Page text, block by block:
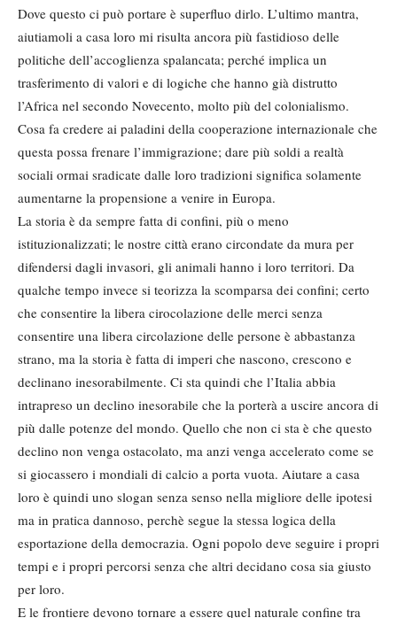
Dove questo ci può portare è superfluo dirlo. L’ultimo mantra,
aiutiamoli a casa loro mi risulta ancora più fastidioso delle
politiche dell’accoglienza spalancata; perché implica un
trasferimento di valori e di logiche che hanno già distrutto
l’Africa nel secondo Novecento, molto più del colonialismo.
Cosa fa credere ai paladini della cooperazione internazionale che
questa possa frenare l’immigrazione; dare più soldi a realtà
sociali ormai sradicate dalle loro tradizioni significa solamente
aumentarne la propensione a venire in Europa.
La storia è da sempre fatta di confini, più o meno
istituzionalizzati; le nostre città erano circondate da mura per
difendersi dagli invasori, gli animali hanno i loro territori. Da
qualche tempo invece si teorizza la scomparsa dei confini; certo
che consentire la libera cirocolazione delle merci senza
consentire una libera circolazione delle persone è abbastanza
strano, ma la storia è fatta di imperi che nascono, crescono e
declinano inesorabilmente. Ci sta quindi che l’Italia abbia
intrapreso un declino inesorabile che la porterà a uscire ancora di
più dalle potenze del mondo. Quello che non ci sta è che questo
declino non venga ostacolato, ma anzi venga accelerato come se
si giocassero i mondiali di calcio a porta vuota. Aiutare a casa
loro è quindi uno slogan senza senso nella migliore delle ipotesi
ma in pratica dannoso, perchè segue la stessa logica della
esportazione della democrazia. Ogni popolo deve seguire i propri
tempi e i propri percorsi senza che altri decidano cosa sia giusto
per loro.
E le frontiere devono tornare a essere quel naturale confine tra